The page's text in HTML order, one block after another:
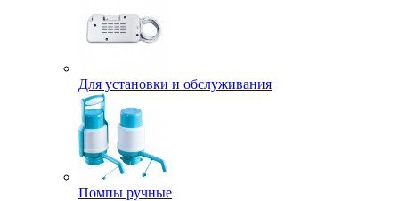
Для установки и обслуживания
Помпы ручные